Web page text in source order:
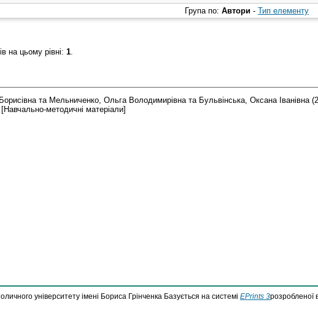
Група по: Автори - Тип елементу
на цьому рівні: 1
та Мельниченко, Ольга Володимирівната Бульвінська, Оксана Іванівна
[Навчально-методичні матеріали]
університету імені Бориса Грінченка Базується на системі EPrints 3розробленої